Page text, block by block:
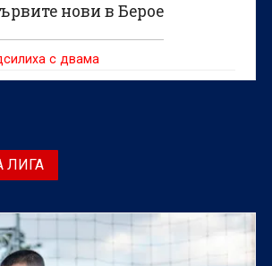
нови в Берое
с двама
ЛИГА